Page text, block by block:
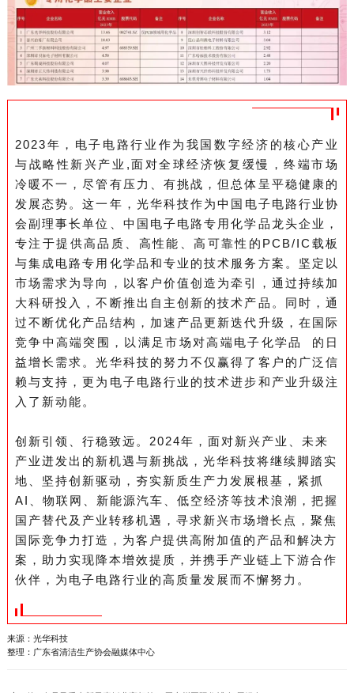
2023年，电子电路行业作为我国数字经济的核心产业
与战略性新兴产业,面对全球经济恢复缓慢，终端市场
冷暖不一，尽管有压力、有挑战，但总体呈平稳健康的
发展态势。这一年， 光华科技作为中国电子电路行业协
会副理事长单位、中国电子电路专用化学品龙头企业，
专注于提供高品质、高性能、高可靠性的PCB/IC载板
与集成电路专用化学品和专业的技术服务方案。坚定以
市场需求为导向，以客户价值创造为牵引，通过持续加
大科研投入，不断推出自主创新的技术产品。同时，通
过不断优化产品结构，加速产品更新迭代升级，在国际
竞争中高端突围，以满足市场对高端电子化学品
的日
益增长需求。光华科技的努力不仅赢得了客户的广泛信
赖与支持，更为电子电路行业的技术进步和产业升级注
入了新动能。
创新引领、行稳致远。2024年，面对新兴产业、未来
产业迸发出的新机遇与新挑战， 光华科技将继续脚踏实
地、坚持创新驱动，夯实新质生产力发展根基，紧抓
AI、物联网、新能源汽车、低空经济等技术浪潮，把握
国产替代及产业转移机遇，寻求新兴市场增长点，聚焦
国际竞争力 打造 ， 为客户提供高附加值的产品和解决方
案，助力实现降本增效提质，并携手产业链上下游合作
伙伴，为电子电路行业的高质量发展而不懈努力。
来源：光华科技
整理：广东省清洁生产协会融媒体中心